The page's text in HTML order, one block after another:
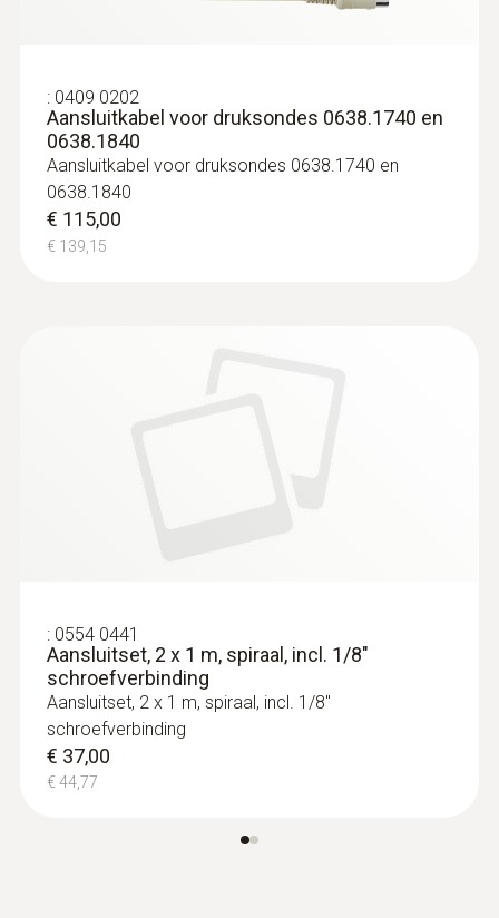
relatieve druksonde
€ 603,79
: 0409 0202
Aansluitkabel voor druksondes 0638.1740 en
0638.1840
Aansluitkabel voor druksondes 0638.1740 en
0638.1840
€ 115,00
€ 139,15
: 0554 0441
Aansluitset, 2 x 1 m, spiraal, incl. 1/8"
schroefverbinding
Aansluitset, 2 x 1 m, spiraal, incl. 1/8"
schroefverbinding
€ 37,00
€ 44,77